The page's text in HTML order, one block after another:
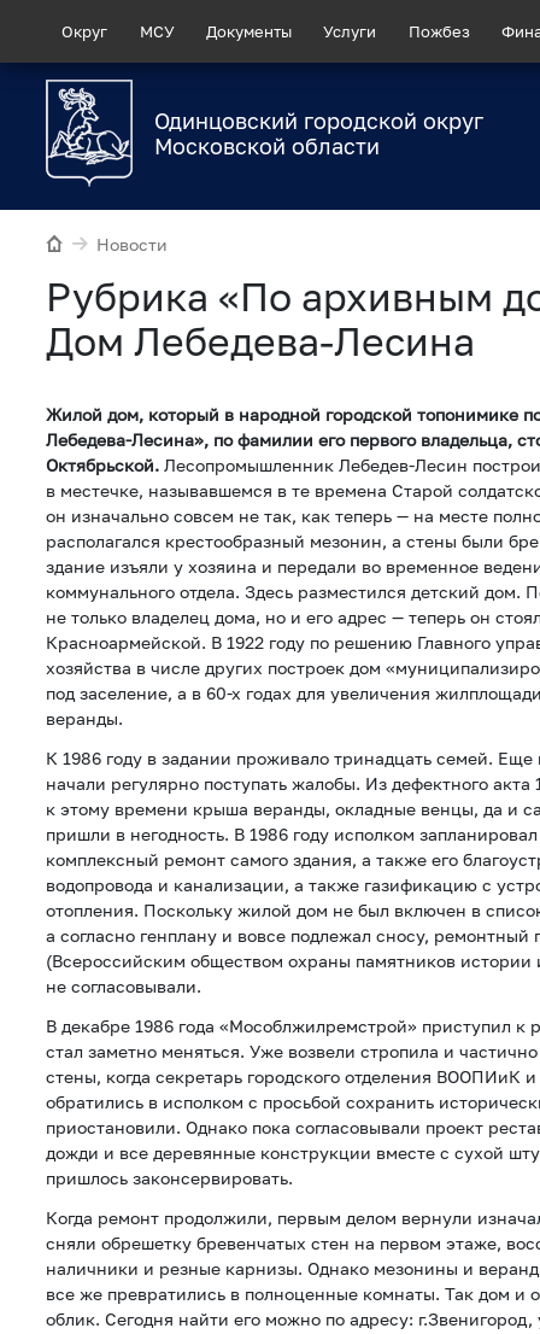
Округ МСУ Документы Услуги Пожбез
Одинцовский городской округ
Московской области
Новости
Рубрика «По архивным
Дом Лебедева-Лесина
Жилой дом, который в народной городской топонимике
Лебедева-Лесина», по фамилии его первого владельца,
Октябрьской. Лесопромышленник Лебедев-Лесин
в местечке, называвшемся в те времена Старой
он изначально совсем не так, как теперь — на месте
располагался крестообразный мезонин, а стены были
здание изъяли у хозяина и передали во временное
коммунального отдела. Здесь разместился детский дом.
не только владелец дома, но и его адрес — теперь он
Красноармейской. В 1922 году по решению Главного
хозяйства в числе других построек дом
под заселение, а в 60-х годах для увеличения
веранды.
К 1986 году в задании проживало тринадцать семей. Еще
начали регулярно поступать жалобы. Из дефектного акта
к этому времени крыша веранды, окладные венцы, да и
пришли в негодность. В 1986 году исполком
комплексный ремонт самого здания, а также его
водопровода и канализации, а также газификацию с
отопления. Поскольку жилой дом не был включен в
а согласно генплану и вовсе подлежал сносу,
(Всероссийским обществом охраны памятников истории
не согласовывали.
В декабре 1986 года «Мособлжилремстрой» приступил к
стал заметно меняться. Уже возвели стропила и
стены, когда секретарь городского отделения ВООПИиК
обратились в исполком с просьбой сохранить
приостановили. Однако пока согласовывали проект
дожди и все деревянные конструкции вместе с сухой
пришлось законсервировать.
Когда ремонт продолжили, первым делом вернули
сняли обрешетку бревенчатых стен на первом этаже,
наличники и резные карнизы. Однако мезонины и
все же превратились в полноценные комнаты. Так дом и
облик. Сегодня найти его можно по адресу: г.Звенигород,